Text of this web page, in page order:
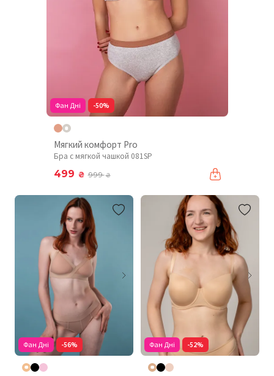
Фан Дні -50%
Мягкий комфорт Pro
Бра с мягкой чашкой 081SP
499 ₴ 999₴
Фан Дні -56% Фан Дні -52%